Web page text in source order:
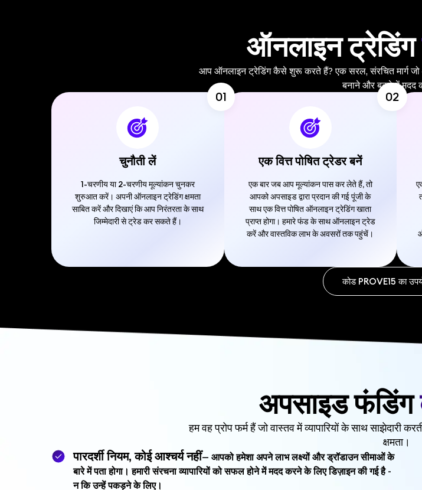
ऑनलाइन ट्रेडिंग
आप ऑनलाइन ट्रेडिंग कैसे शुरू करते हैं?एक सरल, संरचित मार्ग
बनाने और बढ़ने में मदद
चुनौती लें
1-चरणीय या 2-चरणीय मूल्यांकन चुनकर
शुरुआत करें। अपनी ऑनलाइन ट्रेडिंग क्षमता
साबित करें और दिखाएं कि आप निरंतरता के साथ
जिम्मेदारी से ट्रेड कर सकते हैं।
01
एक वित्त पोषित ट्रेडर बनें
एक बार जब आप मूल्यांकन पास कर लेते हैं, तो
आपको अपसाइड द्वारा प्रदान की गई पूंजी के
साथ एक वित्त पोषित ऑनलाइन ट्रेडिंग खाता
प्राप्त होगा। हमारे फंड के साथ ऑनलाइन ट्रेड
करें और वास्तविक लाभ के अवसरों तक पहुंचें।
02
कोड PROVE15 का
अपसाइड फंडिंग
हम वह प्रोप फर्म हैं जो वास्तव में व्यापारियों के साथ साझेदारी
क्षमता।
पारदर्शी नियम, कोई आश्चर्य नहीं— आपको हमेशा अपने लाभ लक्ष्यों और ड्रॉडाउन सीमाओं के
बारे में पता होगा। हमारी संरचना व्यापारियों को सफल होने में मदद करने के लिए डिज़ाइन की गई है -
न कि उन्हें पकड़ने के लिए।